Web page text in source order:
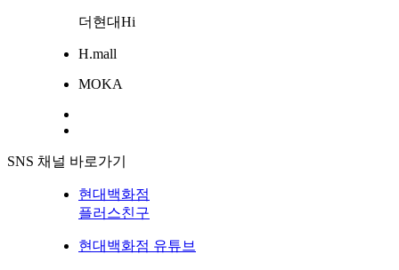
더현대Hi
H.mall
MOKA
SNS 채널 바로가기
현대백화점
플러스친구
현대백화점 유튜브